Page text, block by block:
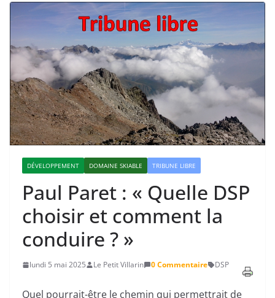
DÉVELOPPEMENT DOMAINE SKIABLE TRIBUNE LIBRE
Paul Paret : « Quelle DSP
choisir et comment la
conduire ? »
lundi 5 mai 2025 Le Petit Villarin 0 Commentaire DSP
Quel pourrait-être le chemin qui permettrait de